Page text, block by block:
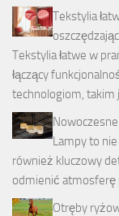
Tekstylia
Tekstylia łatwe w
łączący
technologiom, takim
Lampy to
również kluczowy
odmienić atmosferę
Otręby